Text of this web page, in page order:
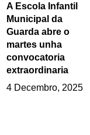
A Escola Infantil
Municipal da
Guarda abre o
martes unha
convocatoria
extraordinaria
4 Decembro, 2025